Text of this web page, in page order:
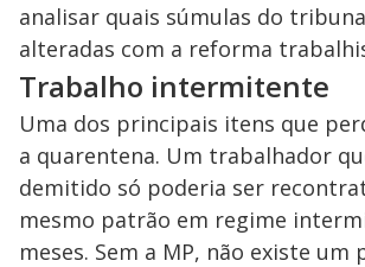
analisar quais súmulas do
alteradas com a reforma
Trabalho intermitente
Uma dos principais itens que
a quarentena. Um trabalhador
demitido só poderia ser
mesmo patrão em regime
meses. Sem a MP, não existe um